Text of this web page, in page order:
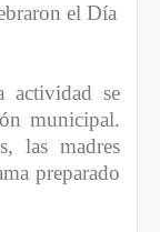
el Día
actividad se
municipal.
las madres
preparado